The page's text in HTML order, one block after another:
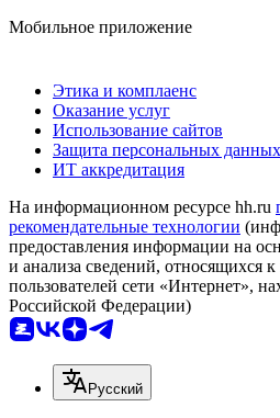
Мобильное приложение
Этика и комплаенс
Оказание услуг
Использование сайтов
Защита персональных данных
ИТ аккредитация
На информационном ресурсе hh.ru
рекомендательные технологии
предоставления информации на
и анализа сведений, относящихся
пользователей сети «Интернет»,
Российской Федерации)
Русский